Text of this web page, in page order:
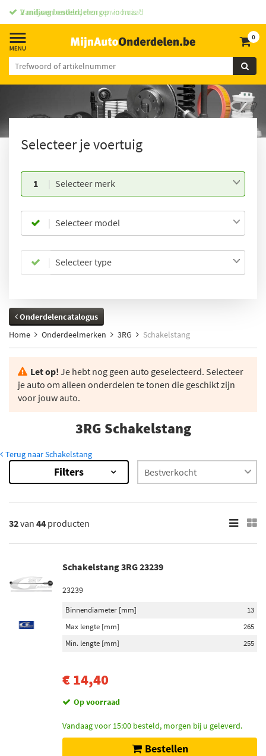
Vandaag besteld,morgen in huis *
0
Selecteer je voertuig
1 Selecteer merk
Selecteer model
Selecteer type
Onderdelencatalogus
Home
Onderdeelmerken 3RG Schakelstang
Let op! Je hebt nog geen auto geselecteerd. Selecteer
je auto om alleen onderdelen te tonen die geschikt zijn
voor jouw auto.
3RG Schakelstang
Terug naar Schakelstang
Resultaten
×
Schakelstang (42)
Schakelstang kogeltap (2)
Voorraad
Op voorraad (34)
Niet op voorraad (10)
Filters
32van 44 producten
Schakelstang 3RG 23239
23239
Binnendiameter [mm]
13
Max lengte [mm]
265
Min. lengte [mm]
255
€ 14,40
Op voorraad
Vandaag voor 15:00 besteld, morgen bij u geleverd.
Bestellen